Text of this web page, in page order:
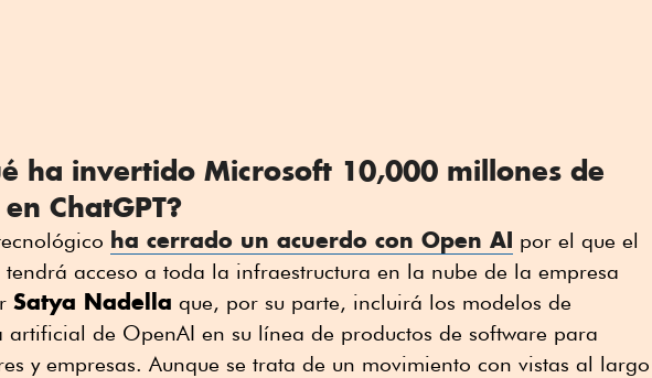
ha invertido Microsoft 10,000 millones de
ChatGPT?
ha cerrado un acuerdo con Open AI por el que el
acceso a toda la infraestructura en la nube de la empresa
Satya Nadella que, por su parte, incluirá los modelos de
artificial de OpenAI en su línea de productos de software para
y empresas. Aunque se trata de un movimiento con vistas al largo